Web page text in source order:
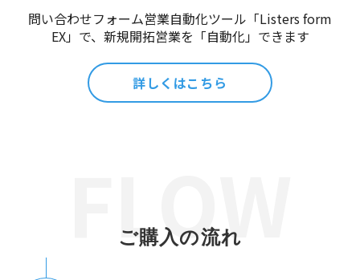
問い合わせフォーム営業自動化ツール「Listers form
EX」で、新規開拓営業を「自動化」できます
詳しくはこちら
ご購入の流れ